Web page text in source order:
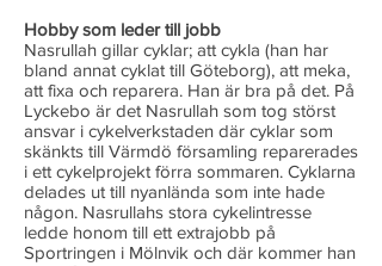
Hobby som leder till jobb
Nasrullah gillar cyklar; att cykla (han har
bland annat cyklat till Göteborg), att meka,
att fixa och reparera. Han är bra på det. På
Lyckebo är det Nasrullah som tog störst
ansvar i cykelverkstaden där cyklar som
skänkts till Värmdö församling reparerades
i ett cykelprojekt förra sommaren. Cyklarna
delades ut till nyanlända som inte hade
någon. Nasrullahs stora cykelintresse
ledde honom till ett extrajobb på
Sportringen i Mölnvik och där kommer han